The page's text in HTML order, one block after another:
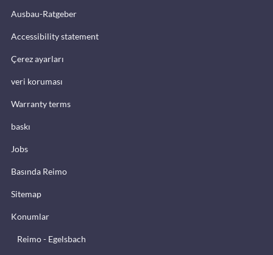
Ausbau-Ratgeber
Accessibility statement
Çerez ayarları
veri koruması
Warranty terms
baskı
Jobs
Basında Reimo
Sitemap
Konumlar
Reimo - Egelsbach